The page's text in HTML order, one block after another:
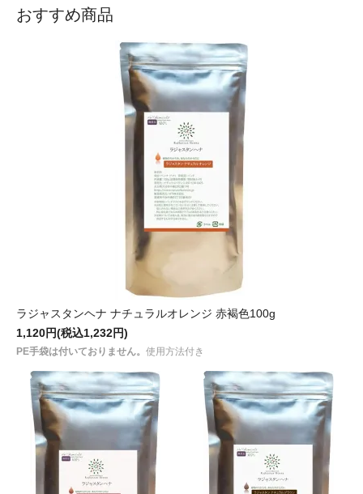
おすすめ商品
ラジャスタンヘナ ナチュラルオレンジ 赤褐色100g
1,120円(税込1,232円)
PE手袋は付いておりません。 使用方法付き